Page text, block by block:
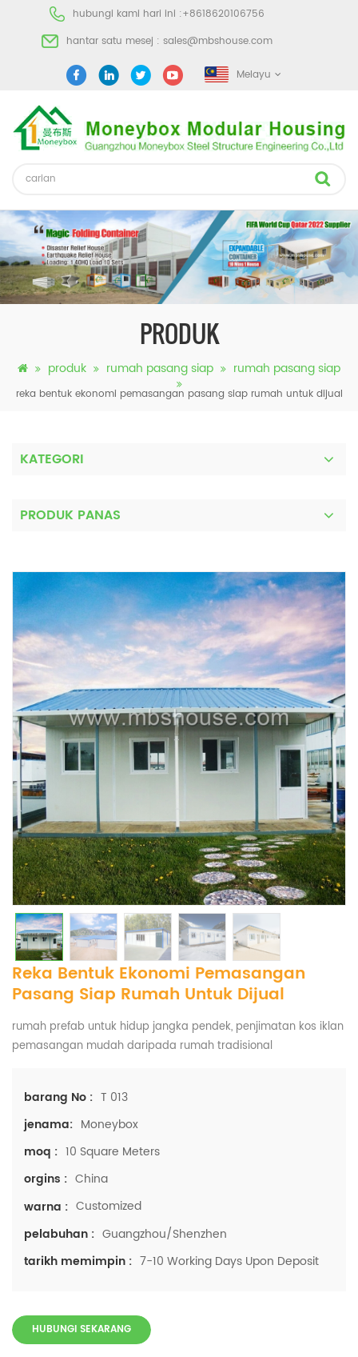
hubungi kami hari ini :+8618620106756
hantar satu mesej : sales@mbshouse.com
Melayu
PRODUK
produk rumah pasang siap rumah pasang siap
reka bentuk ekonomi pemasangan pasang siap rumah untuk dijual
KATEGORI
PRODUK PANAS
Reka Bentuk Ekonomi Pemasangan
Pasang Siap Rumah Untuk Dijual
rumah prefab untuk hidup jangka pendek, penjimatan kos iklan
pemasangan mudah daripada rumah tradisional
barang No : T 013
jenama: Moneybox
moq : 10 Square Meters
orgins : China
warna : Customized
pelabuhan : Guangzhou/Shenzhen
tarikh memimpin : 7-10 Working Days Upon Deposit
HUBUNGI SEKARANG